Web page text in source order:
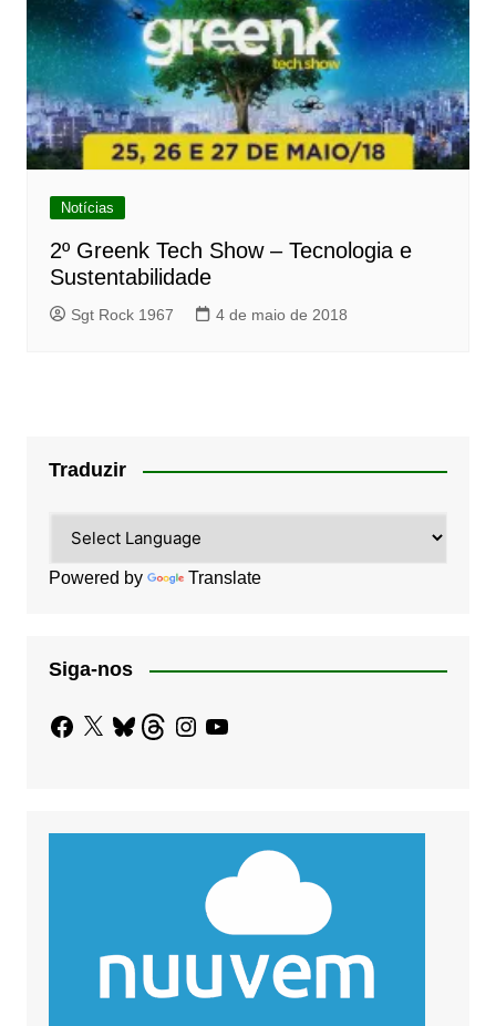
Notícias
2º Greenk Tech Show – Tecnologia e
Sustentabilidade
Sgt Rock 1967 4 de maio de 2018
Traduzir
Powered by Translate
Siga-nos
Facebook
X BlueskyThreadsInstagram
YouTube